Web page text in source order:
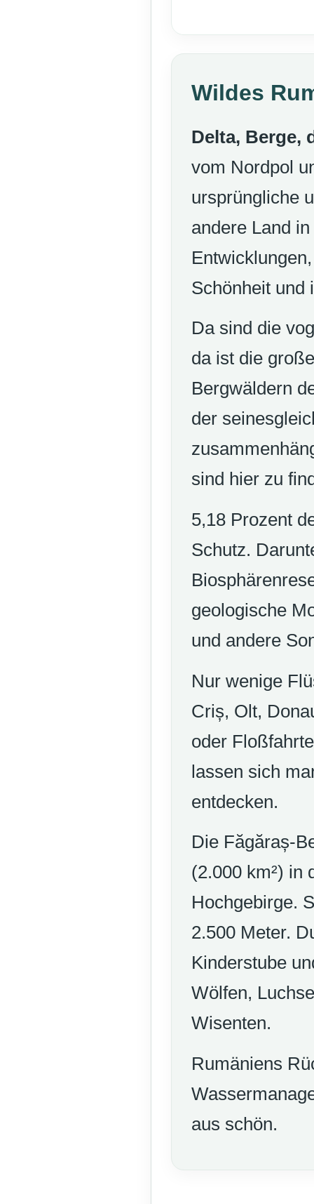
Wildes
Delta, Berge,
vom Nordpol
ursprüngliche
andere Land
Schönheit und
Da sind die
da ist die
Bergwäldern
der
sind hier zu
5,18 Prozent
Schutz.
geologische
und andere
Nur wenige
Criș, Olt,
oder
lassen sich
entdecken.
Die Făgăraș-
(2.000 km²) in
Hochgebirge.
2.500 Meter.
Kinderstube
Wölfen,
Wisenten.
Rumäniens
aus schön.